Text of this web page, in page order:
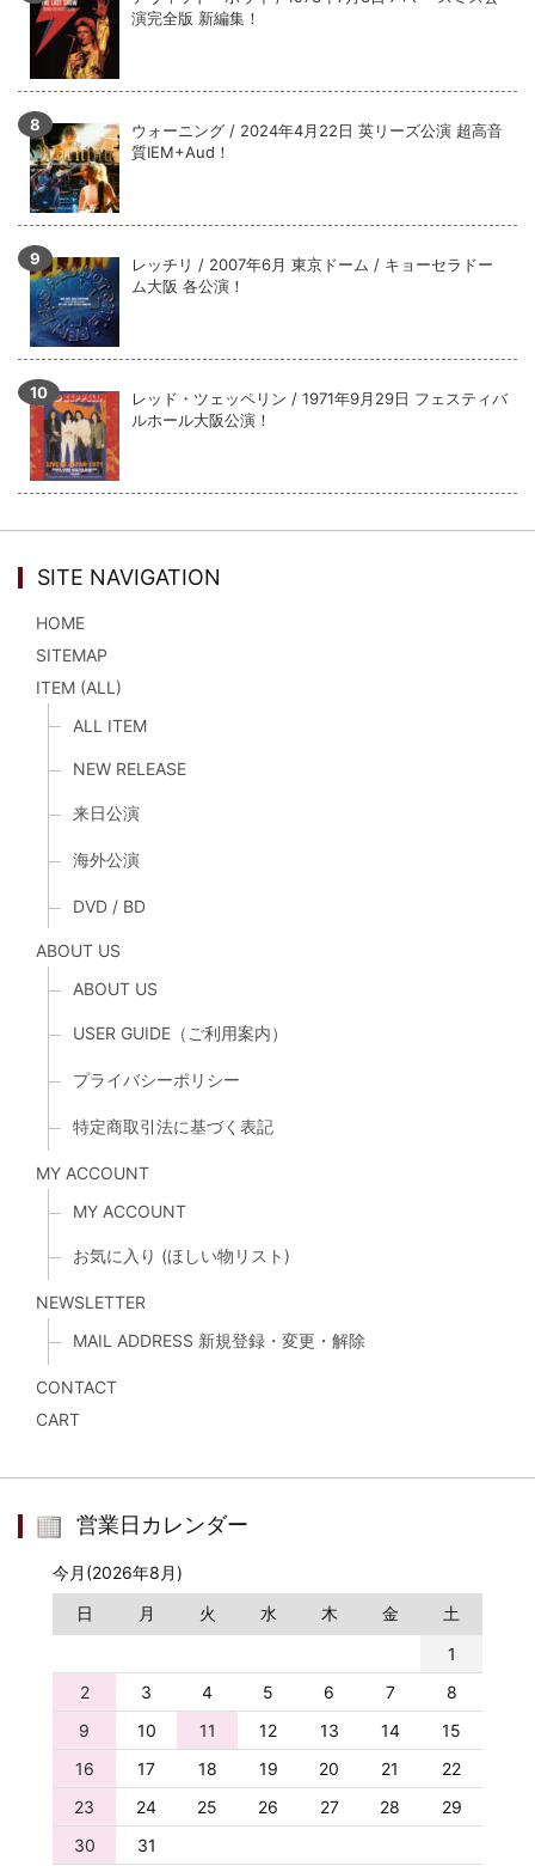
演完全版 新編集！
ウォーニング / 2024年4月22日 英リーズ公演 超高音
質IEM+Aud！
レッチリ / 2007年6月 東京ドーム / キョーセラドー
ム大阪 各公演！
レッド・ツェッペリン / 1971年9月29日 フェスティバ
ルホール大阪公演！
SITE NAVIGATION
HOME
SITEMAP
ITEM (ALL)
ALL ITEM
NEW RELEASE
来日公演
海外公演
DVD / BD
ABOUT US
ABOUT US
USER GUIDE（ご利用案内）
プライバシーポリシー
特定商取引法に基づく表記
MY ACCOUNT
MY ACCOUNT
お気に入り (ほしい物リスト)
NEWSLETTER
MAIL ADDRESS 新規登録・変更・解除
CONTACT
CART
営業日カレンダー
今月(2026年8月)
日
月 火 水 木 金
土
1
2
3 4 5 6 7
8
9
10 11 12 13 14
15
16
17 18 19 20 21
22
23
24 25 26 27 28
29
30
31